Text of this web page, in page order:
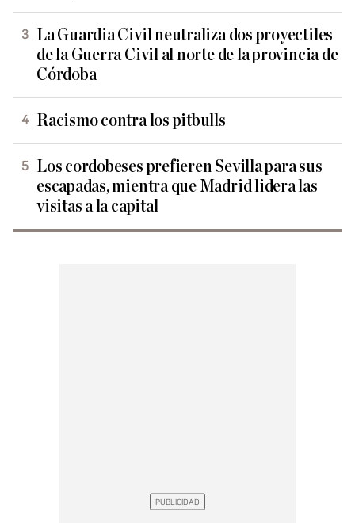
La Guardia Civil neutraliza dos proyectiles
de la Guerra Civil al norte de la provincia de
Córdoba
Racismo contra los pitbulls
Los cordobeses prefieren Sevilla para sus
escapadas, mientra que Madrid lidera las
visitas a la capital